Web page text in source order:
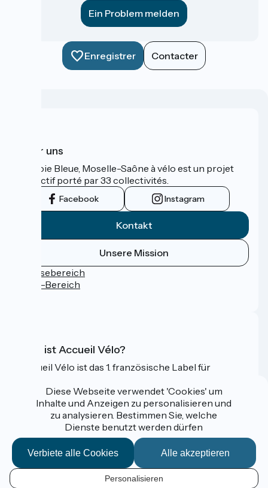
Ein Problem melden
Enregistrer Contacter
Über uns
La Voie Bleue, Moselle-Saône à vélo est un projet
collectif porté par 33 collectivités.
Facebook Instagram
Kontakt
Unsere Mission
Pressebereich
Profi-Bereich
Was ist Accueil Vélo?
Accueil Vélo ist das 1. französische Label für
Mehr erfahren
Gefördert im Rahmen von Destination France
Espace Pro / Presse
Diese Webseite verwendet 'Cookies' um
Inhalte und Anzeigen zu personalisieren und
zu analysieren. Bestimmen Sie, welche
Dienste benutzt werden dürfen
Alle akzeptieren
Verbiete alle Cookies
Personalisieren